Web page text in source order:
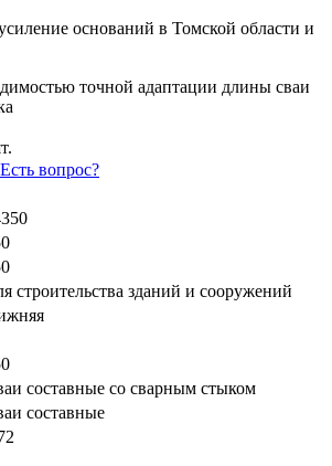
оснований в Томской области и
точной адаптации длины сваи
Есть вопрос?
строительства зданий и сооружений
составные со сварным стыком
составные